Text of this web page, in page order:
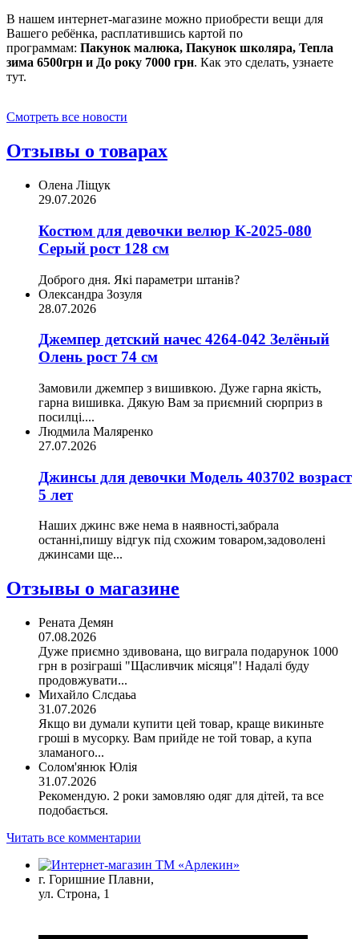
В нашем интернет-магазине можно приобрести вещи для
Вашего ребёнка, расплатившись картой по
программам: Пакунок малюка, Пакунок школяра, Тепла
зима 6500грн и До року 7000 грн. Как это сделать, узнаете
тут.
Смотреть все новости
Отзывы о товарах
Олена Ліщук
29.07.2026
Костюм для девочки велюр К-2025-080
Серый рост 128 см
Доброго дня. Які параметри штанів?
Олександра Зозуля
28.07.2026
Джемпер детский начес 4264-042 Зелёный
Олень рост 74 см
Замовили джемпер з вишивкою. Дуже гарна якість,
гарна вишивка. Дякую Вам за приємний сюрприз в
посилці....
Людмила Маляренко
27.07.2026
Джинсы для девочки Модель 403702 возраст
5 лет
Наших джинс вже нема в наявності,забрала
останні,пишу відгук під схожим товаром,задоволені
джинсами ще...
Отзывы о магазине
Рената Демян
07.08.2026
Дуже приємно здивована, що виграла подарунок 1000
грн в розіграші "Щасливчик місяця"! Надалі буду
продовжувати...
Михайло Слсдаьа
31.07.2026
Якщо ви думали купити цей товар, краще викиньте
гроші в мусорку. Вам прийде не той товар, а купа
зламаного...
Солом'янюк Юлія
31.07.2026
Рекомендую. 2 роки замовляю одяг для дітей, та все
подобається.
Читать все комментарии
г. Горишние Плавни,
ул. Строна, 1